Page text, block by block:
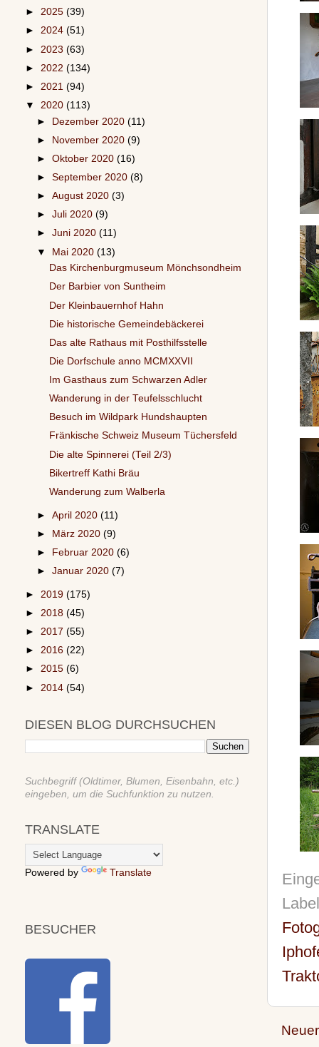
► 2025 (39)
► 2024 (51)
► 2023 (63)
► 2022 (134)
► 2021 (94)
▼ 2020 (113)
► Dezember 2020(11)
►
November 2020(9)
►Oktober 2020(16)
►September 2020(8)
►August 2020(3)
►Juli 2020(9)
►Juni 2020(11)
▼ Mai 2020(13)
Das Kirchenburgmuseum Mönchsondheim
Der Barbier von Suntheim
Der Kleinbauernhof Hahn
Die historische Gemeindebäckerei
Das alte Rathaus mit Posthilfsstelle
Die Dorfschule anno MCMXXVII
Im Gasthaus zum Schwarzen Adler
Wanderung in der Teufelsschlucht
Besuch im Wildpark Hundshaupten
Fränkische Schweiz Museum Tüchersfeld
Die alte Spinnerei (Teil 2/3)
Bikertreff Kathi Bräu
Wanderung zum Walberla
►April 2020(11)
►
März 2020(9)
►
Februar 2020(6)
►Januar 2020(7)
► 2019 (175)
► 2018 (45)
► 2017 (55)
► 2016 (22)
► 2015 (6)
► 2014 (54)
DIESEN BLOG DURCHSUCHEN
Suchbegriff (Oldtimer, Blumen, Eisenbahn, etc.)
eingeben, um die Suchfunktion zu nutzen.
TRANSLATE
Powered by Translate
BESUCHER